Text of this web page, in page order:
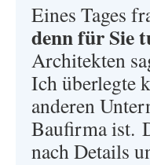
Eines Tages
denn für Sie
Architekten
Ich überlegte
anderen
Baufirma ist.
nach Details